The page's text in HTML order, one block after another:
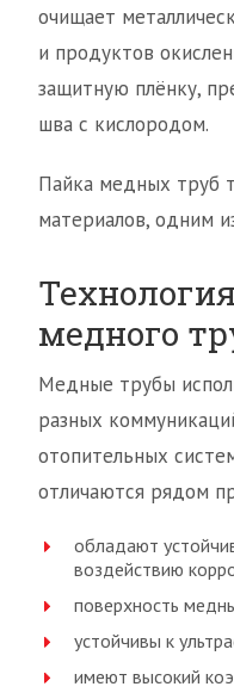
очищает
и продуктов
защитную плёнку,
шва с кислородом.
Пайка медных труб
материалов, одним
медного
Медные трубы
разных
отопительных
отличаются рядом
обладают
воздействию
поверхность
устойчивы к
имеют высокий